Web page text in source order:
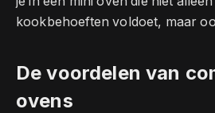
kookbehoeften voldoet, maar
De voordelen van
ovens